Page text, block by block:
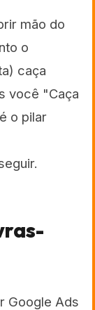
mão do
o
caça
você "Caça
o pilar
Google Ads